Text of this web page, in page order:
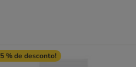
% de desconto!